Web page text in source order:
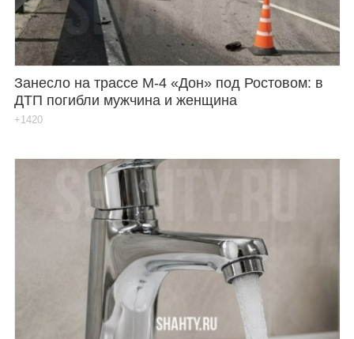
Занесло на трассе М-4 «Дон» под Ростовом: в
ДТП погибли мужчина и женщина
+1420